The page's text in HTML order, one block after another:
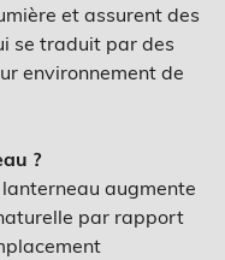
et assurent des
se traduit par des
environnement de
?
lanterneau augmente
par rapport